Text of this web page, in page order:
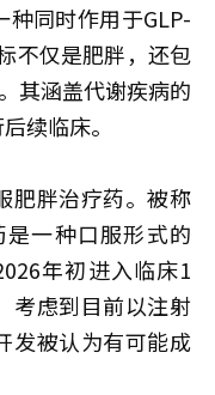
同时作用于GLP-
不仅是肥胖，还包
其涵盖代谢疾病的
续临床。
肥胖治疗药。被称
一种口服形式的
年初进入临床1
考虑到目前以注射
发被认为有可能成